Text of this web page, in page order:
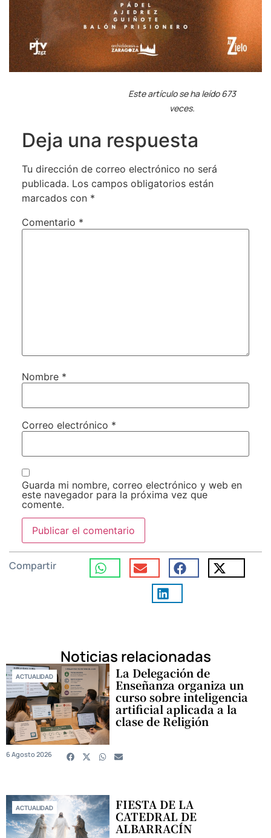
Este artículo se ha leído 673
veces.
Deja una respuesta
Tu dirección de correo electrónico no será
publicada. Los campos obligatorios están
marcados con *
Comentario *
Nombre *
Correo electrónico *
Guarda mi nombre, correo electrónico y web en
este navegador para la próxima vez que
comente.
Compartir
Noticias relacionadas
ACTUALIDAD La Delegación de
Enseñanza organiza un
curso sobre inteligencia
artificial aplicada a la
clase de Religión
6 Agosto 2026
ACTUALIDAD FIESTA DE LA
CATEDRAL DE
ALBARRACÍN